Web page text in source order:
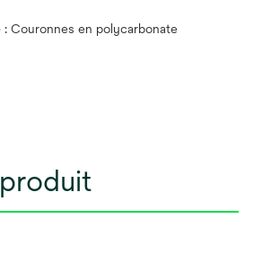
: Couronnes en polycarbonate